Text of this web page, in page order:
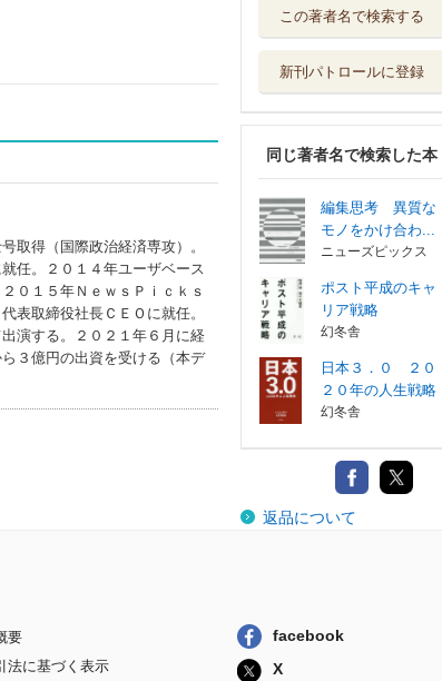
取得（国際政治経済専攻）。
任。２０１４年ユーザベース
０１５年ＮｅｗｓＰｉｃｋｓ
表取締役社長ＣＥＯに就任。
演する。２０２１年６月に経
３億円の出資を受ける（本デ
この著者名で検索する
新刊パトロールに登録
同じ著者名で検索した本
編集思考 異質な
モノをかけ合わ...
ニューズピックス
ポスト平成のキャ
リア戦略
幻冬舎
日本３．０ ２０
２０年の人生戦略
幻冬舎
返品について
要
法に基づく表示
facebook
X